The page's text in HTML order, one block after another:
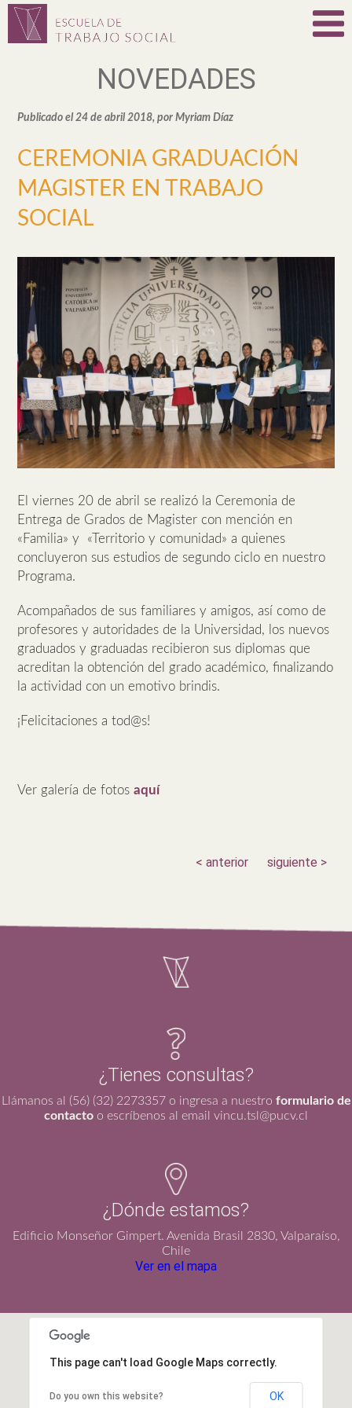
NOVEDADES
Publicado el 24 de abril 2018, por Myriam Díaz
CEREMONIA GRADUACIÓN
MAGISTER EN TRABAJO
SOCIAL
El viernes 20 de abril se realizó la Ceremonia de
Entrega de Grados de Magister con mención en
«Familia» y «Territorio y comunidad» a quienes
concluyeron sus estudios de segundo ciclo en nuestro
Programa.
Acompañados de sus familiares y amigos, así como de
profesores y autoridades de la Universidad, los nuevos
graduados y graduadas recibieron sus diplomas que
acreditan la obtención del grado académico, finalizando
la actividad con un emotivo brindis.
¡Felicitaciones a tod@s!
Ver galería de fotosaquí
< anterior siguiente >
¿Tienes consultas?
Llámanos al (56) (32) 2273357 o ingresa a nuestro formulario de
contacto o escríbenos al email vincu.tsl@pucv.cl
¿Dónde estamos?
Edificio Monseñor Gimpert. Avenida Brasil 2830, Valparaíso,
Chile
Ver en el mapa
This page can't load Google Maps correctly.
Do you own this website? OK